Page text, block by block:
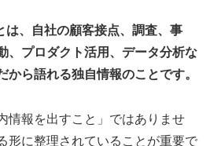
は、自社の顧客接点、調査、事
、プロダクト活用、データ分析な
から語れる独自情報のことです。
情報を出すこと」ではありませ
形に整理されていることが重要で